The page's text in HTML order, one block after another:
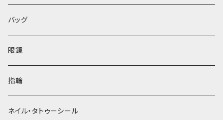
バッグ
眼鏡
指輪
ネイル・タトゥーシール